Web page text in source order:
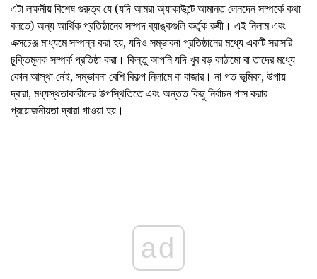
এটা লক্ষনীয় বিশেষ গুরুত্ব যে (যদি আমরা অ্যাকাউন্টে আমানত লেনদেন সম্পর্কে কথা
বলতে) অন্য আর্থিক প্রতিষ্ঠানের সম্পদ ব্যাঙ্কগুলি কর্তৃক রুযী। এই নিলাম এবং
এক্সচেঞ্জ মাধ্যমে সম্পন্ন করা হয়, যদিও সম্ভাবনা প্রতিষ্ঠানের মধ্যে একটি সরাসরি
চুক্তিমূলক সম্পর্ক প্রতিষ্ঠা করা। কিন্তু আপনি যদি খুব বড় কাঠামো বা তাদের মধ্যে
কোন আস্থা নেই, সম্ভাবনা বেশি বিকল্প নিলামে বা বাজার। না গত ভূমিকা, উপায়
দ্বারা, মধ্যস্থতাকারীদের উপস্থিতিতে এবং অন্তত কিছু নির্বাচন পাস করার
প্রয়োজনীয়তা দ্বারা গাওয়া হয়।
ad